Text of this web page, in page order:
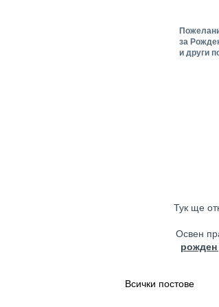
за
и други
Тук ще
Освен
рожден
Всички постове